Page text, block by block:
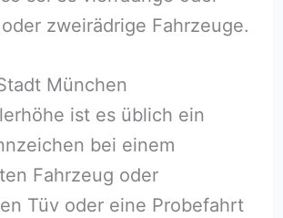
zweirädrige Fahrzeuge.
München
ist es üblich ein
bei einem
Fahrzeug oder
Tüv oder eine Probefahrt